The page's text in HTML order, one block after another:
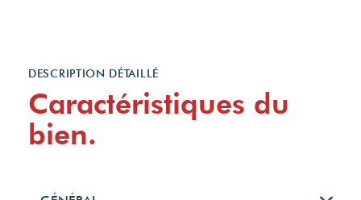
DESCRIPTION DÉTAILLÉ
Caractéristiques du
bien.